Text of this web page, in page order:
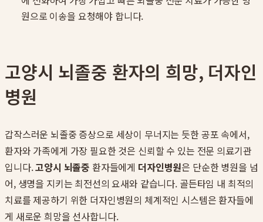
원으로 이송을 요청해야 합니다.
고양시 뇌졸중 환자의 희망, 더자인
병원
갑작스러운 뇌졸중 증상으로 세상이 무너지는 듯한 공포 속에서,
환자와 가족에게 가장 필요한 것은 신뢰할 수 있는 전문 의료기관
입니다.고양시 뇌졸중 환자들에게 더자인병원은 단순한 병원을 넘
어, 생명을 지키는 최전선의 요새와 같습니다. 골든타임 내 최적의
치료를 제공하기 위한 더자인병원의 체계적인 시스템은 환자들에
게 새로운 희망을 선사합니다.